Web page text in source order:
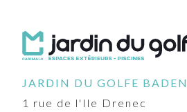
JARDIN DU GOLFE BADEN
1 rue de l'Ile Drenec